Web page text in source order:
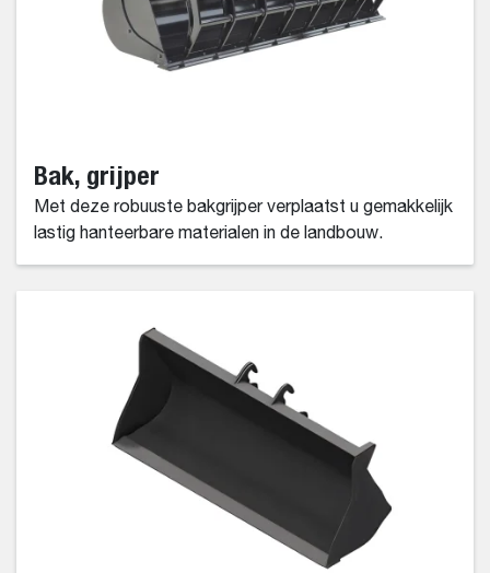
Bak, grijper
Met deze robuuste bakgrijper verplaatst u gemakkelijk
lastig hanteerbare materialen in de landbouw.